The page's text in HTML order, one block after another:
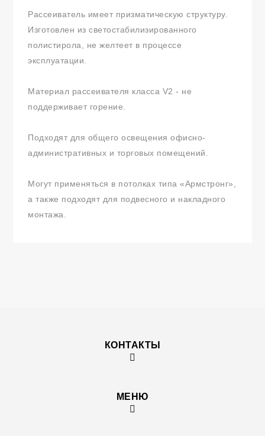
Рассеиватель имеет призматическую структуру.
Изготовлен из светостабилизированного
полистирола, не желтеет в процессе
эксплуатации.
Материал рассеивателя класса V2 - не
поддерживает горение.
Подходят для общего освещения офисно-
административных и торговых помещений.
Могут применяться в потолках типа «Армстронг»,
а также подходят для подвесного и накладного
монтажа.
КОНТАКТЫ
МЕНЮ